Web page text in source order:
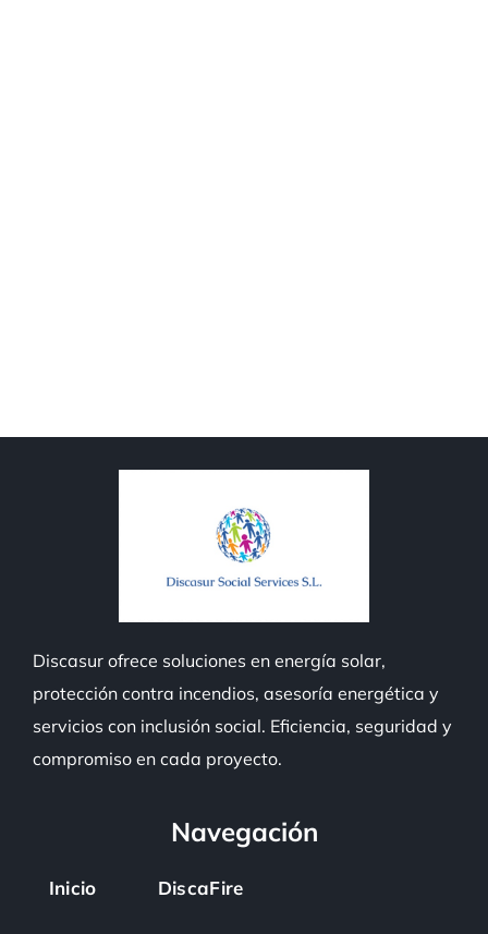
Discasur ofrece soluciones en energía solar,
protección contra incendios, asesoría energética y
servicios con inclusión social. Eficiencia, seguridad y
compromiso en cada proyecto.
Navegación
Inicio DiscaFire